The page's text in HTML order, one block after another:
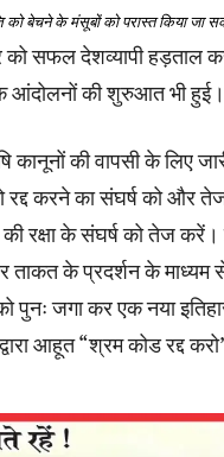
को बेचने के मंसूबों को परास्त किया जा
सफल देशव्यापी हड़ताल
आंदोलनों की शुरुआत भी हुई।
कानूनों की वापसी के लिए
रद्द करने का संघर्ष को और
रक्षा के संघर्ष को तेज
के प्रदर्शन के माध्यम
को पुनः जगा कर एक नया
आहूत “श्रम कोड रद्द